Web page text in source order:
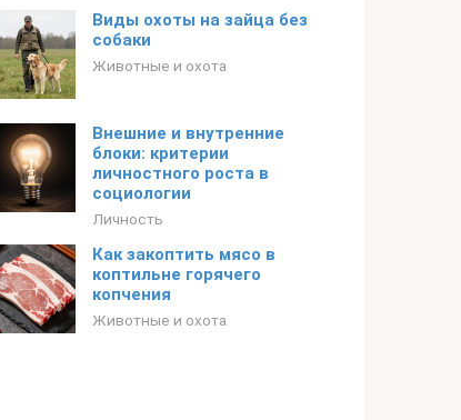
Виды охоты на зайца без
собаки
Животные и охота
Внешние и внутренние
блоки: критерии
личностного роста в
социологии
Личность
Как закоптить мясо в
коптильне горячего
копчения
Животные и охота